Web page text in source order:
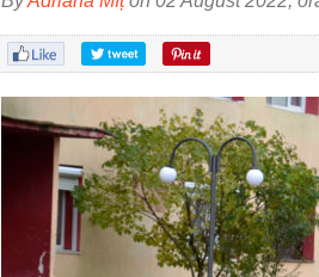
ORAVIȚA
OȚELU ROŞU